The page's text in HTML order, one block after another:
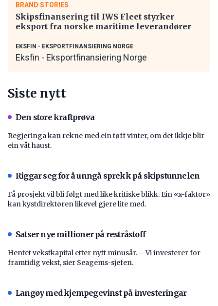
BRAND STORIES
Skipsfinansering til IWS Fleet styrker
eksport fra norske maritime leverandører
EKSFIN - EKSPORTFINANSIERING NORGE
Eksfin - Eksportfinansiering Norge
Siste nytt
Den store kraftprøva
Regjeringa kan rekne med ein tøff vinter, om det ikkje blir
ein våt haust.
Riggar seg for å unngå sprekk på skipstunnelen
Få prosjekt vil bli følgt med like kritiske blikk. Ein «x-faktor»
kan kystdirektøren likevel gjere lite med.
Satser nye millioner på restråstoff
Hentet vekstkapital etter nytt minusår. – Vi investerer for
framtidig vekst, sier Seagems-sjefen.
Langøy med kjempegevinst på investeringar